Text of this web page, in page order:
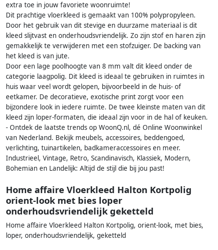
extra toe in jouw favoriete woonruimte!
Dit prachtige vloerkleed is gemaakt van 100% polypropyleen.
Door het gebruik van dit stevige en duurzame materiaal is dit
kleed slijtvast en onderhoudsvriendelijk. Zo zijn stof en haren zijn
gemakkelijk te verwijderen met een stofzuiger. De backing van
het kleed is van jute.
Door een lage poolhoogte van 8 mm valt dit kleed onder de
categorie laagpolig. Dit kleed is ideaal te gebruiken in ruimtes in
huis waar veel wordt gelopen, bijvoorbeeld in de huis- of
eetkamer. De decoratieve, exotische print zorgt voor een
bijzondere look in iedere ruimte. De twee kleinste maten van dit
kleed zijn loper-formaten, die ideaal zijn voor in de hal of keuken.
- Ontdek de laatste trends op WoonQ.nl, dé Online Woonwinkel
van Nederland. Bekijk meubels, accessoires, beddengoed,
verlichting, tuinartikelen, badkameraccessoires en meer.
Industrieel, Vintage, Retro, Scandinavisch, Klassiek, Modern,
Bohemian en Landelijk: Altijd de stijl die bij jou past!
Home affaire Vloerkleed Halton Kortpolig
orient-look met bies loper
onderhoudsvriendelijk geketteld
Home affaire Vloerkleed Halton Kortpolig, orient-look, met bies,
loper, onderhoudsvriendelijk, geketteld